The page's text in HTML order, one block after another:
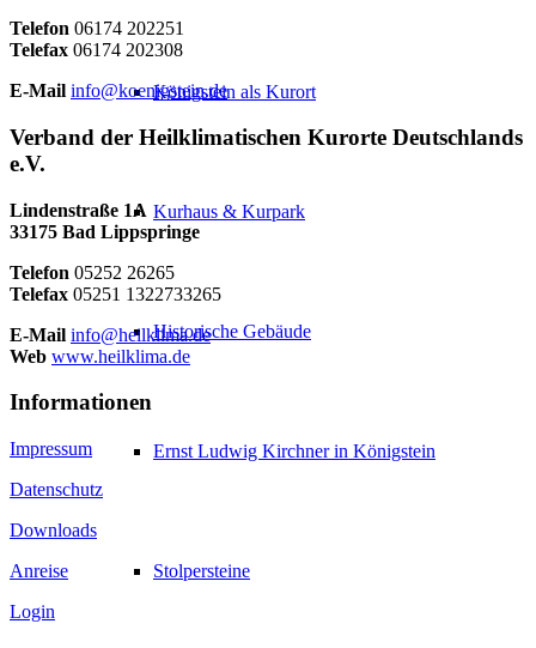
Königstein als Kurort
Kurhaus & Kurpark
Historische Gebäude
Ernst Ludwig Kirchner in Königstein
Stolpersteine
Telefon 06174 202251
Telefax 06174 202308
E-Mail info@koenigstein.de
Verband der Heilklimatischen Kurorte Deutschlands
e.V.
Lindenstraße 1A
33175 Bad Lippspringe
Telefon 05252 26265
Telefax 05251 1322733265
E-Mail info@heilklima.de
Web www.heilklima.de
Informationen
Impressum
Datenschutz
Downloads
Anreise
Login